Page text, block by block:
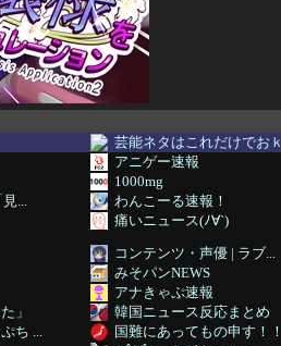
芸能ネタはこれだけでおｋ
アニゲー速報
1000mg
...
わんこーる速報！
痛いニュース(ﾉ∀`)
コンテンツ・声優 | ラブ...
みそパンNEWS
アナきゃぷ速報
」
韓国ニュース反応まとめ
ち ...
国難にあってもの申す！！